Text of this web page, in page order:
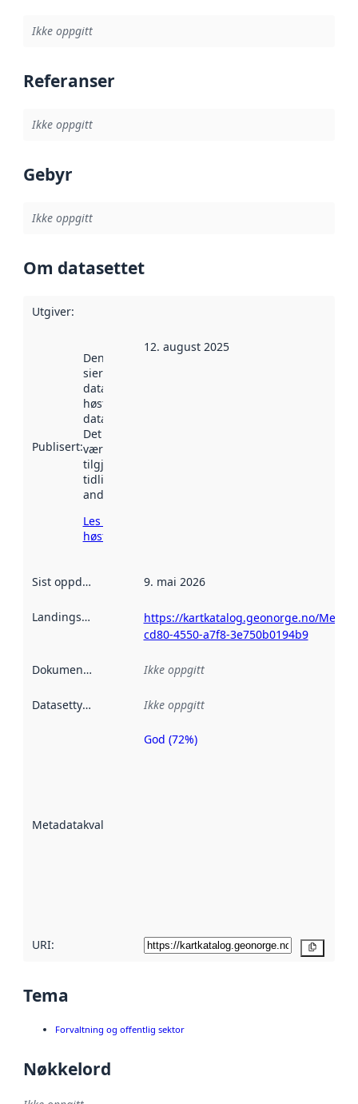
Ikke oppgitt
Referanser
Ikke oppgitt
Gebyr
Ikke oppgitt
Om datasettet
Utgiver:
Publisert:
Denne datoen
sier når
datasettet ble
høstet av
data.norge.no.
Det kan ha
vært
tilgjengelig
tidligere
andre steder.
Les mer om
høsting her
12. august 2025
Sist oppdatert 9. mai 2026
Landingsside
https://kartkatalog.geonorge.no/
cd80-4550-a7f8-3e750b0194b9
Dokumentasjon Ikke oppgitt
Datasettype Ikke oppgitt
Metadatakvalitet
Metadatakvalitet
God (72%)
URI:
Tema
Forvaltning og offentlig sektor
Nøkkelord